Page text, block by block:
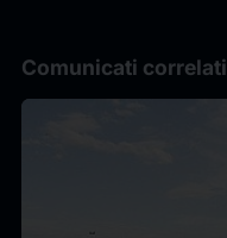
Comunicati correlati